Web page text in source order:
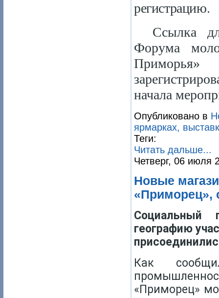
регистрацию.
Ссылка
Форума
начала
Опубликовано в
ярмарках,
Теги:
Читать дальше...
Четверг, 06 июля
Новые
«Приморец»,
Социальный
географию
Как
«Приморец»